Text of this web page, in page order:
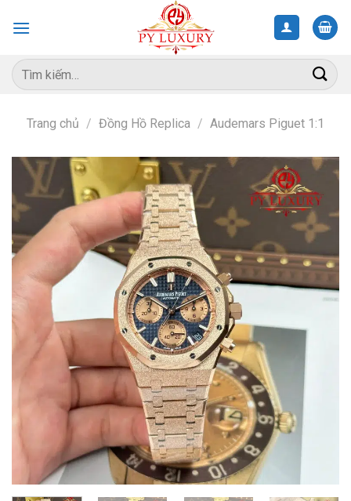
Tìm
kiếm:
Trang chủ / Đồng Hồ Replica / Audemars Piguet 1:1